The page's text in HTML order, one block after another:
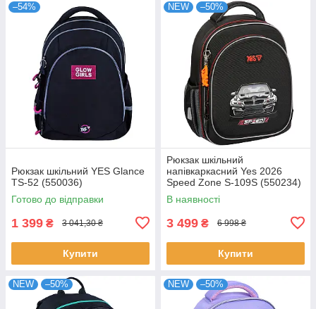
–54%
Рюкзак шкільний YES Glance
TS-52 (550036)
Готово до відправки
1 399 ₴ 3 041,30 ₴
Купити
NEW –50%
Рюкзак шкільний
напівкаркасний Yes 2026
Speed Zone S-109S (550234)
В наявності
3 499 ₴ 6 998 ₴
Купити
NEW –50% NEW –50%